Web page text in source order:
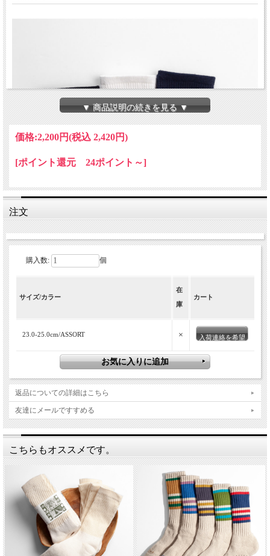
▼ 商品説明の続きを見る ▼
価格:2,200円(税込 2,420円)
[ポイント還元 24ポイント～]
注文
購入数: 個
サイズ/カラー
在
庫
カート
23.0-25.0cm/ASSORT × 入荷連絡を希望
返品についての詳細はこちら
友達にメールですすめる
こちらもオススメです。